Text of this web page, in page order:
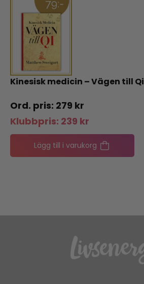
Kinesisk medicin – Vägen till Qi
279 kr
Klubbpris: 239 kr
Lägg till i varukorg